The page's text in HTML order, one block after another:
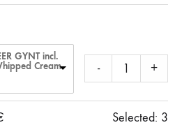
GYNT incl.
Cream
- +
Selected: 3